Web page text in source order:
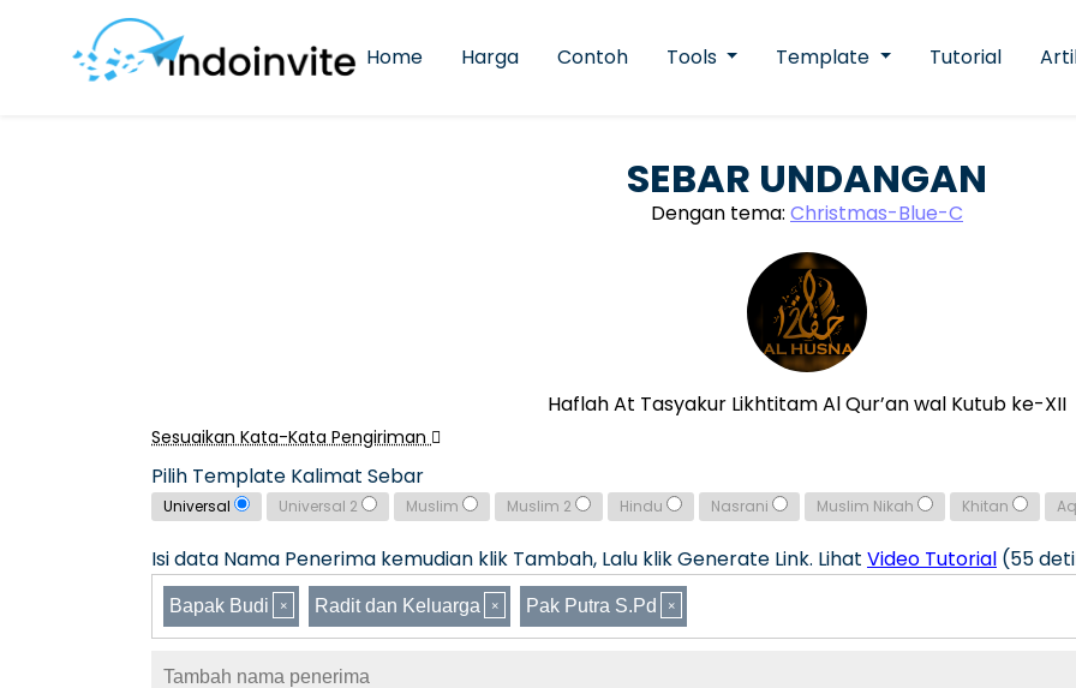
Home Harga Contoh Tools Template Tutorial
SEBAR UNDANGAN
Dengan tema: Christmas-Blue-C
Haflah At Tasyakur Likhtitam Al Qur’an wal Kutub ke-XII
Sesuaikan Kata-Kata Pengiriman
Pilih Template Kalimat Sebar
Universal Universal 2 Muslim Muslim 2 Hindu Nasrani Muslim Nikah Khitan
Isi data Nama Penerima kemudian klik Tambah, Lalu klik Generate Link. Lihat Video Tutorial (55
Bapak Budi Radit dan Keluarga Pak Putra S.Pd